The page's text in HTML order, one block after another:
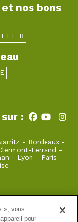
nos bons
:
- Bordeaux -
Ferrand -
- Lyon - Paris -
», vous
pour